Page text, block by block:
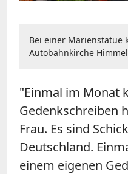
Bei einer Marienstatue
Autobahnkirche
"Einmal im Monat
Gedenkschreiben
Frau. Es sind
Deutschland.
einem eigenen